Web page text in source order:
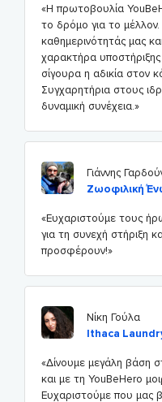
«Η πρωτοβουλία
το δρόμο για το
καθημερινότητάς μας
χαρακτήρα
σίγουρα η αδικία στον
Συγχαρητήρια στους
δυναμική συνέχεια.»
Γιάννης
Ζωοφιλική
«Ευχαριστούμε τους
για τη συνεχή στήριξη
προσφέρουν!»
Νίκη Γούλα
Ithaca
«Δίνουμε μεγάλη βάση
και με τη YouBeHero
Ευχαριστούμε που μας